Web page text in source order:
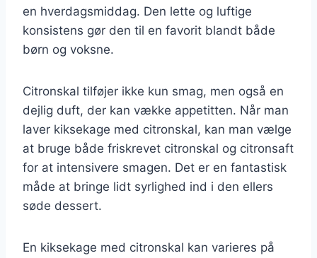
en hverdagsmiddag. Den lette og luftige
konsistens gør den til en favorit blandt både
børn og voksne.
Citronskal tilføjer ikke kun smag, men også en
dejlig duft, der kan vække appetitten. Når man
laver kiksekage med citronskal, kan man vælge
at bruge både friskrevet citronskal og citronsaft
for at intensivere smagen. Det er en fantastisk
måde at bringe lidt syrlighed ind i den ellers
søde dessert.
En kiksekage med citronskal kan varieres på